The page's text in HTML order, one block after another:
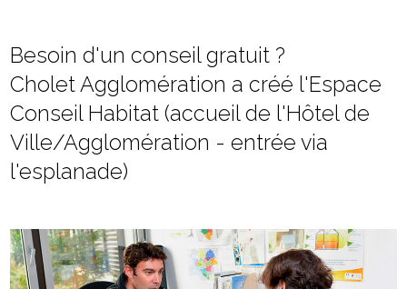
Besoin d'un conseil gratuit ?
Cholet Agglomération a créé l'Espace
Conseil Habitat (accueil de l'Hôtel de
Ville/Agglomération - entrée via
l'esplanade)